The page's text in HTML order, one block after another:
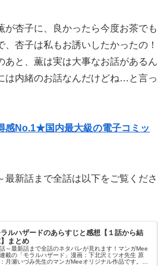
が杏子に、良かったら今度お茶でも
、杏子は私もお誘いしたかったの！
あと、薫は実は大事なお話があるん
は内緒のお話なんだけどね…と言っ
感No.1★国内最大級の電子コミッ
最新話まで全話は以下をご覧くださ
ルハザードのあらすじと感想【１話から結
まとめ
～最新話まで全話のネタバレが見れます！マンガMee
載の「モラルハザード」漫画：下北沢ミツオ先生 原
月瀬いづみ先生のマンガMeeオリジナル作品です。お